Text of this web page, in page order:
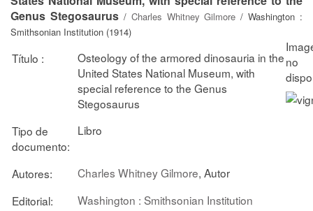
Genus Stegosaurus/ Charles Whitney Gilmore / Washington :
Smithsonian Institution (1914)
Título :
Osteology of the armored dinosauria in the
United States National Museum, with
special reference to the Genus
Stegosaurus
Tipo de
documento:
Libro
Autores: Charles Whitney Gilmore, Autor
Editorial:
Washington : Smithsonian Institution